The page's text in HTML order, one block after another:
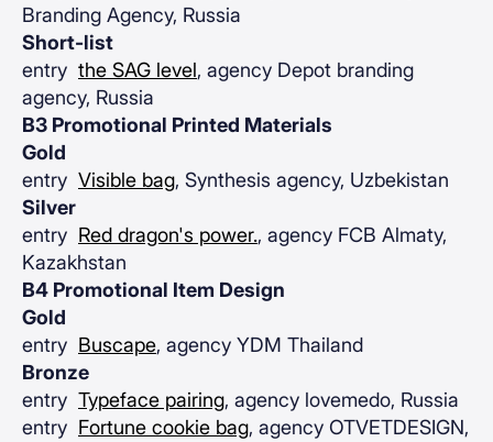
Branding Agency, Russia
Short-list
entry the SAG level, agency Depot branding
agency, Russia
B3 Promotional Printed Materials
Gold
entry Visible bag, Synthesis agency, Uzbekistan
Silver
entry Red dragon's power., agency FCB Almaty,
Kazakhstan
B4 Promotional Item Design
Gold
entry Buscape, agency YDM Thailand
Bronze
entry Typeface pairing, agency lovemedo, Russia
entry Fortune cookie bag, agency OTVETDESIGN,